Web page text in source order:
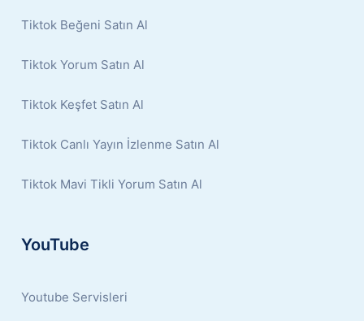
Tiktok Beğeni Satın Al
Tiktok Yorum Satın Al
Tiktok Keşfet Satın Al
Tiktok Canlı Yayın İzlenme Satın Al
Tiktok Mavi Tikli Yorum Satın Al
YouTube
Youtube Servisleri